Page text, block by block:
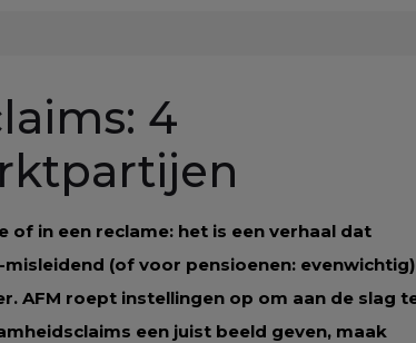
4
of in een reclame: het is een verhaal dat
(of voor pensioenen:
AFM roept instellingen op om aan de slag
een juist beeld geven, maak